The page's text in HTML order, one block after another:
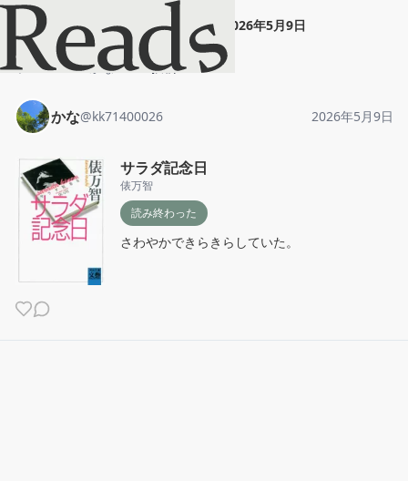
かな" サラダ記念日" 2026年5月9日
ホーム かな 投稿
かな@kk71400026 2026年5月9日
サラダ記念日
俵万智
読み終わった
さわやかできらきらしていた。